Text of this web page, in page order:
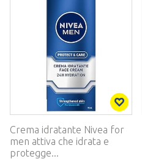
Crema idratante Nivea for
men attiva che idrata e
protegge...